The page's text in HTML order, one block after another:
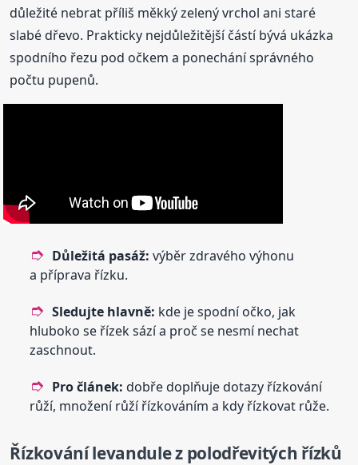
důležité nebrat příliš měkký zelený vrchol ani staré
slabé dřevo. Prakticky nejdůležitější částí bývá ukázka
spodního řezu pod očkem a ponechání správného
počtu pupenů.
Důležitá pasáž: výběr zdravého výhonu
a příprava řízku.
Sledujte hlavně: kde je spodní očko, jak
hluboko se řízek sází a proč se nesmí nechat
zaschnout.
Pro článek: dobře doplňuje dotazy řízkování
růží, množení růží řízkováním a kdy řízkovat růže.
Řízkování levandule z polodřevitých řízků